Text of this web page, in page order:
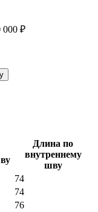
000 ₽
Длина по
внутреннему
шву
74
74
76